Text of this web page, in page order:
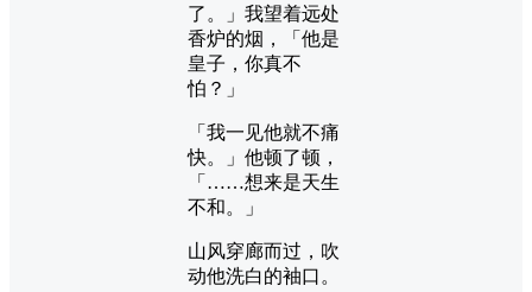
了。」我望着远处
香炉的烟，「他是
皇子，你真不
怕？」
「我一见他就不痛
快。」他顿了顿，
「……想来是天生
不和。」
山风穿廊而过，吹
动他洗白的袖口。